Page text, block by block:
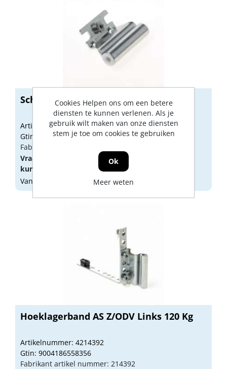
Schaarlagerhoek as zil. 54706
Artikelnummer: 4054706
Gtin: 9004186386430
Fabrikant artikel nummer: 54706
Vraag een
aan oflog in
kunnen zien.
Vandaag besteld, morgen geleverd
Hoeklagerband AS Z/ODV Links 120 Kg
Artikelnummer: 4214392
Gtin: 9004186558356
Fabrikant artikel nummer: 214392
Cookies Helpen ons om een betere
diensten te kunnen verlenen. Als je
gebruik wilt maken van onze diensten
stem je toe om cookies te gebruiken
Ok
Meer weten